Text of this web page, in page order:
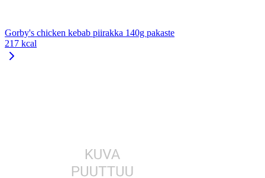
Gorby's chicken kebab piirakka 140g pakaste
217 kcal